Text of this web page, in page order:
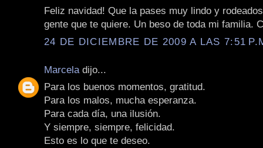
Feliz navidad! Que la pases muy lindo y
gente que te quiere. Un beso de toda mi familia.
24 DE DICIEMBRE DE 2009 A LAS 7:51
Marcela dijo...
Para los buenos momentos, gratitud.
Para los malos, mucha esperanza.
Para cada día, una ilusión.
Y siempre, siempre, felicidad.
Esto es lo que te deseo.